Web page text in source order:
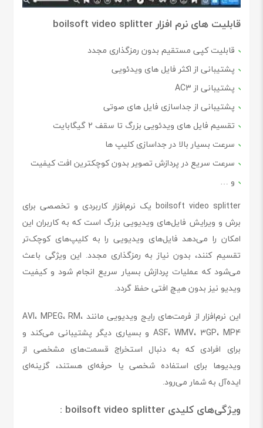
قابلیت های نرم افزار boilsoft video splitter
قابلیت کپی مستقیم بدون رمزگذاری مجدد
پشتیبانی از اکثر فایل های ویدئویی
پشتیبانی از AC3
پشتیبانی از جداسازی فایل های صوتی
تقسیم فایل های ویدئویی بزرگ تا سقف 2 گیگابایت
سرعت بسیار بالا در جداسازی کلیپ ها
سرعت سریع در پردازش تصویر بدون کوچکترین افت کیفیت
و …
boilsoft video splitter یک نرم‌افزار کاربردی و تخصصی برای
برش و ویرایش فایل‌های ویدیویی بزرگ است که به کاربران این
امکان را می‌دهد فایل‌های ویدیویی را به کلیپ‌های کوچک‌تر
تقسیم کنند، بدون نیاز به رمزگذاری مجدد. این ویژگی باعث
می‌شود که عملیات پردازش بسیار سریع انجام شود و کیفیت
ویدیو نیز بدون هیچ افتی حفظ گردد.
این نرم‌افزار از فرمت‌های رایج ویدیویی مانند AVI، MPEG، RM،
ASF، WMV، 3GP، MP4 و بسیاری دیگر پشتیبانی می‌کند و
برای افرادی که به دنبال استخراج قسمت‌های مشخصی از
ویدیوها برای استفاده شخصی یا حرفه‌ای هستند، گزینه‌ای
ایده‌آل به شمار می‌رود.
ویژگی‌های کلیدی boilsoft video splitter :